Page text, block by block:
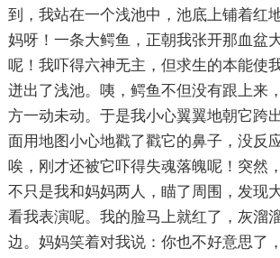
到，我站在一个浅池中，池底上铺着红
妈呀！一条大鳄鱼，正朝我张开那血盆
呢！我吓得六神无主，但求生的本能使
迸出了浅池。咦，鳄鱼不但没有跟上来
方一动未动。于是我小心翼翼地朝它跨
面用地图小心地戳了戳它的鼻子，没反
唉，刚才还被它吓得失魂落魄呢！突然
不只是我和妈妈两人，瞄了周围，发现
看我表演呢。我的脸马上就红了，灰溜
边。妈妈笑着对我说：你也不好意思了